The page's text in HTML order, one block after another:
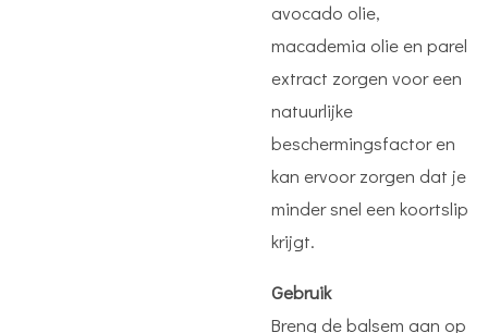
avocado olie,
macademia olie en parel
extract zorgen voor een
natuurlijke
beschermingsfactor en
kan ervoor zorgen dat je
minder snel een koortslip
krijgt.
Gebruik
Breng de balsem aan op